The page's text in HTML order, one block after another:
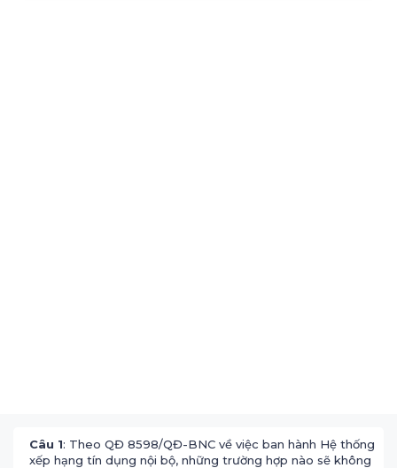
Câu 1: Theo QĐ 8598/QĐ-BNC về việc ban hành Hệ thống
xếp hạng tín dụng nội bộ, những trường hợp nào sẽ không